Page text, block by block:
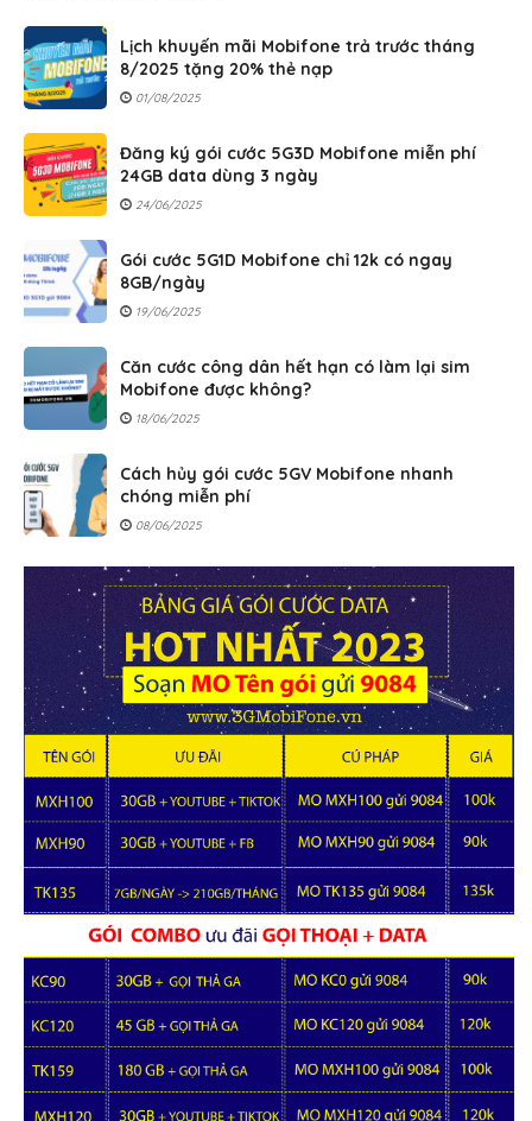
Lịch khuyến mãi Mobifone trả trước tháng
8/2025 tặng 20% thẻ nạp
01/08/2025
Đăng ký gói cước 5G3D Mobifone miễn phí
24GB data dùng 3 ngày
24/06/2025
Gói cước 5G1D Mobifone chỉ 12k có ngay
8GB/ngày
19/06/2025
Căn cước công dân hết hạn có làm lại sim
Mobifone được không?
18/06/2025
Cách hủy gói cước 5GV Mobifone nhanh
chóng miễn phí
08/06/2025